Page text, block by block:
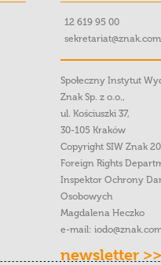
12 619 95 00
Społeczny Instytut
Znak Sp. z o.o.,
ul. Kościuszki 37,
30-105 Kraków
Copyright SIW Znak
Foreign Rights
Inspektor Ochrony
Osobowych
Magdalena Heczko
e-mail:
newsletter >>